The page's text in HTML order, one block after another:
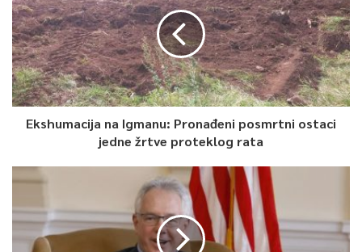
Ekshumacija na Igmanu: Pronađeni posmrtni ostaci
jedne žrtve proteklog rata